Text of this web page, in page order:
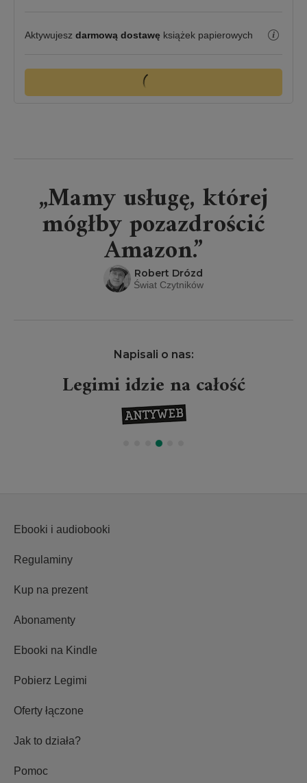
Aktywujesz darmową dostawę książek papierowych
„Mamy usługę, której
mógłby pozazdrościć
Amazon.”
Robert Drózd
Świat Czytników
Napisali o nas:
Legimi idzie na całość
Ebooki i audiobooki
Regulaminy
Kup na prezent
Abonamenty
Ebooki na Kindle
Pobierz Legimi
Oferty łączone
Jak to działa?
Pomoc